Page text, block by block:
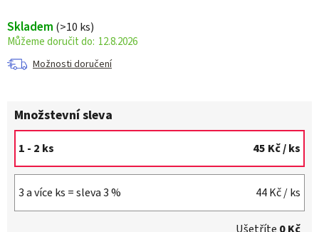
Skladem (>10 ks)
12.8.2026
Možnosti doručení
Množstevní sleva
1 - 2 ks 45 Kč/ ks
3 a více ks = sleva 3 % 44 Kč/ ks